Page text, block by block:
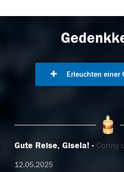
Erleuchten einer
Gute Reise, Gisela! Conny
12.05.2025